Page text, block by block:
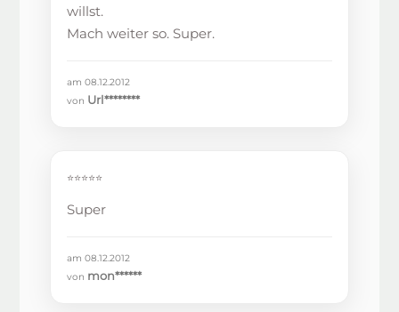
willst.
Mach weiter so. Super.
am 08.12.2012
von Url********
⭐⭐⭐⭐⭐
Super
am 08.12.2012
von mon******